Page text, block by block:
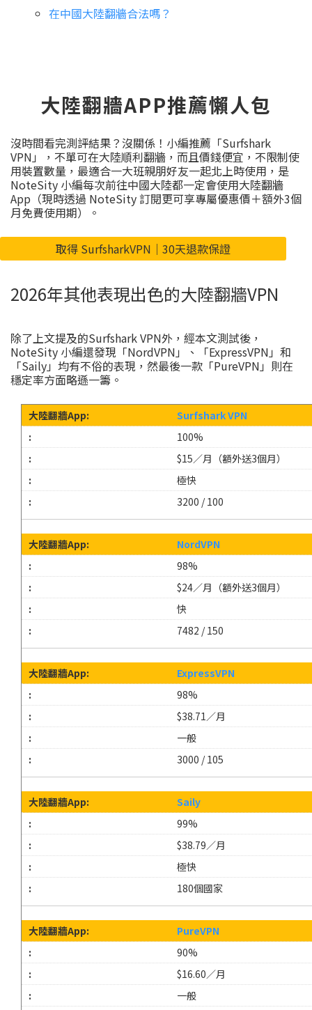
在中國大陸翻牆合法嗎？
大陸翻牆APP推薦懶人包
沒時間看完測評結果？沒關係！小編推薦「Surfshark
VPN」，不單可在大陸順利翻牆，而且價錢便宜，不限制使
用裝置數量，最適合一大班親朋好友一起北上時使用，是
NoteSity 小編每次前往中國大陸都一定會使用大陸翻牆
App（現時透過 NoteSity 訂閱更可享專屬優惠價＋額外3個
月免費使用期）。
取得 SurfsharkVPN｜30天退款保證
2026年其他表現出色的大陸翻牆VPN
除了上文提及的Surfshark VPN外，經本文測試後，
NoteSity 小編還發現「NordVPN」、「ExpressVPN」和
「Saily」均有不俗的表現，然最後一款「PureVPN」則在
穩定率方面略遜一籌。
Surfshark VPN
100%
$15／月（額外送3個月）
極快
3200 / 100
NordVPN
98%
$24／月（額外送3個月）
快
7482 / 150
ExpressVPN
98%
$38.71／月
一般
3000 / 105
Saily
99%
$38.79／月
極快
180個國家
PureVPN
90%
$16.60／月
一般